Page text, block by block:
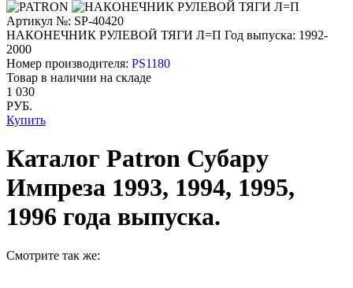
Артикул №: SP-40420
НАКОНЕЧНИК РУЛЕВОЙ ТЯГИ Л=П Год выпуска: 1992-
2000
Номер производителя: PS1180
Товар в наличии на складе
1 030
РУБ.
Купить
Каталог Patron Субару
Импреза 1993, 1994, 1995,
1996 года выпуска.
Смотрите так же: